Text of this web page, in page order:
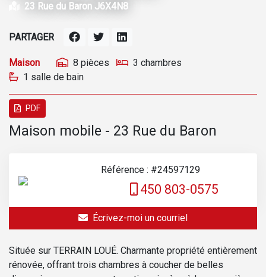
23 Rue du Baron J6X4N8
Maison 8 pièces
3 chambres
1 salle de bain
PARTAGER
PDF
Maison mobile - 23 Rue du Baron
Référence : #24597129
450 803-0575
Écrivez-moi un courriel
Située sur TERRAIN LOUÉ. Charmante propriété entièrement
rénovée, offrant trois chambres à coucher de belles